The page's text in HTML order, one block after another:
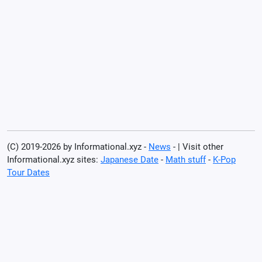
(C) 2019-2026 by Informational.xyz - News - | Visit other
Informational.xyz sites: Japanese Date - Math stuff- K-Pop
Tour Dates